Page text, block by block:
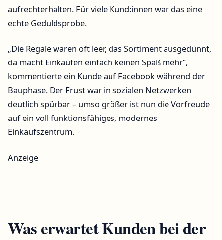
aufrechterhalten. Für viele Kund:innen war das eine
echte Geduldsprobe.
„Die Regale waren oft leer, das Sortiment ausgedünnt,
da macht Einkaufen einfach keinen Spaß mehr“,
kommentierte ein Kunde auf Facebook während der
Bauphase. Der Frust war in sozialen Netzwerken
deutlich spürbar – umso größer ist nun die Vorfreude
auf ein voll funktionsfähiges, modernes
Einkaufszentrum.
Anzeige
Was erwartet Kunden bei der